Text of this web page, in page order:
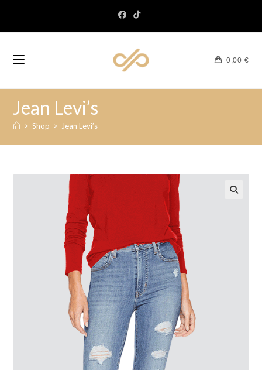
0,00 €
Jean Levi’s
> Shop > Jean Levi’s